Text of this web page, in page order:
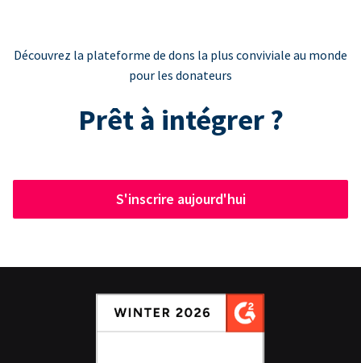
Découvrez la plateforme de dons la plus conviviale au monde
pour les donateurs
Prêt à intégrer ?
S'inscrire aujourd'hui